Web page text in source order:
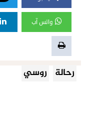
واتس آب
رحالة روسي